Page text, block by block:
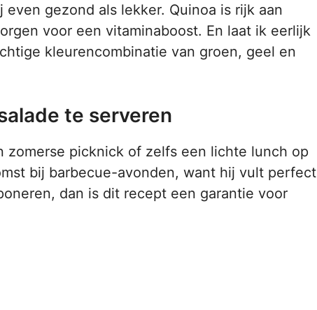
gezond als lekker. Quinoa is rijk aan
voor een vitaminaboost. En laat ik eerlijk
kleurencombinatie van groen, geel en
te serveren
zomerse picknick of zelfs een lichte lunch op
bij barbecue-avonden, want hij vult perfect
dan is dit recept een garantie voor